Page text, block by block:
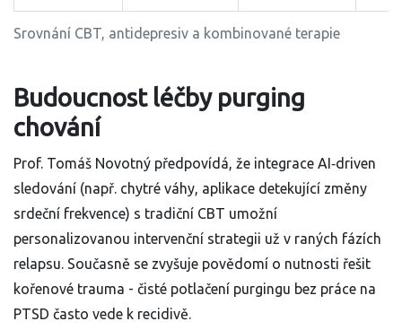
Srovnání CBT, antidepresiv a kombinované terapie
Budoucnost léčby purging
chování
Prof. Tomáš Novotný předpovídá, že integrace AI‑driven
sledování (např. chytré váhy, aplikace detekující změny
srdeční frekvence) s tradiční CBT umožní
personalizovanou intervenční strategii už v raných fázích
relapsu. Současně se zvyšuje povědomí o nutnosti řešit
kořenové trauma - čisté potlačení purgingu bez práce na
PTSD často vede k recidivě.